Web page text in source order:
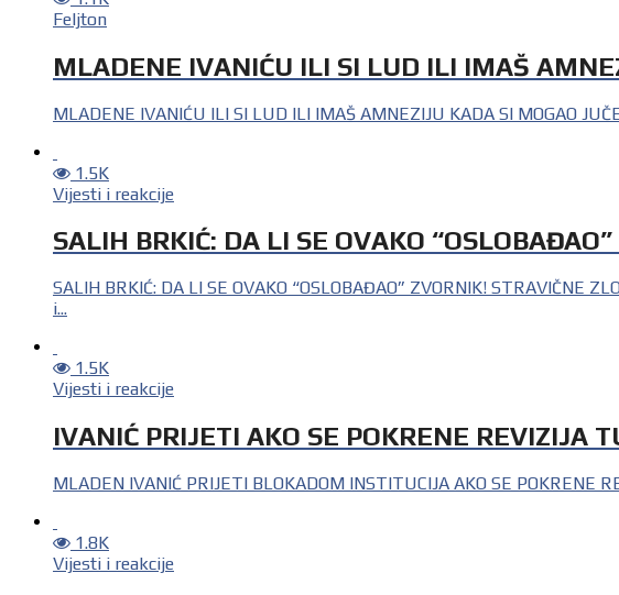
Feljton
MLADENE IVANIĆU ILI SI LUD ILI IMAŠ
MLADENE IVANIĆU ILI SI LUD ILI IMAŠ AMNEZIJU KADA SI MOGAO
1.5K
Vijesti i reakcije
SALIH BRKIĆ: DA LI SE OVAKO
SALIH BRKIĆ: DA LI SE OVAKO “OSLOBAĐAO” ZVORNIK! STRAVIČNE
i...
1.5K
Vijesti i reakcije
IVANIĆ PRIJETI AKO SE POKRENE REVIZIJA
MLADEN IVANIĆ PRIJETI BLOKADOM INSTITUCIJA AKO SE POKRENE
1.8K
Vijesti i reakcije